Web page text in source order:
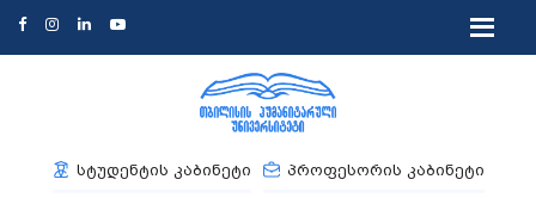
სტუდენტის კაბინეტი პროფესორის კაბინეტი